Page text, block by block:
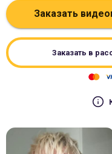
Заказать
Заказать в